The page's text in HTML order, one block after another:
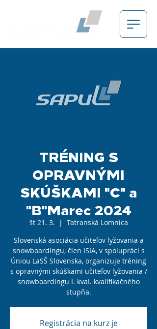
TRÉNING S
OPRAVNÝMI
SKÚŠKAMI "C" a
"B"Marec 2024
št 21. 3.
  |
Tatranská Lomnica
Slovenská asociácia učiteľov lyžovania a
snowboardingu, člen ISIA, v spolupráci s
Úniou LaSŠ Slovenska, organizuje tréning
s opravnými skúškami učiteľov lyžovania /
snowboardingu I. kvaI. kvalifikačného
stupňa.
Registrácia na kurz je